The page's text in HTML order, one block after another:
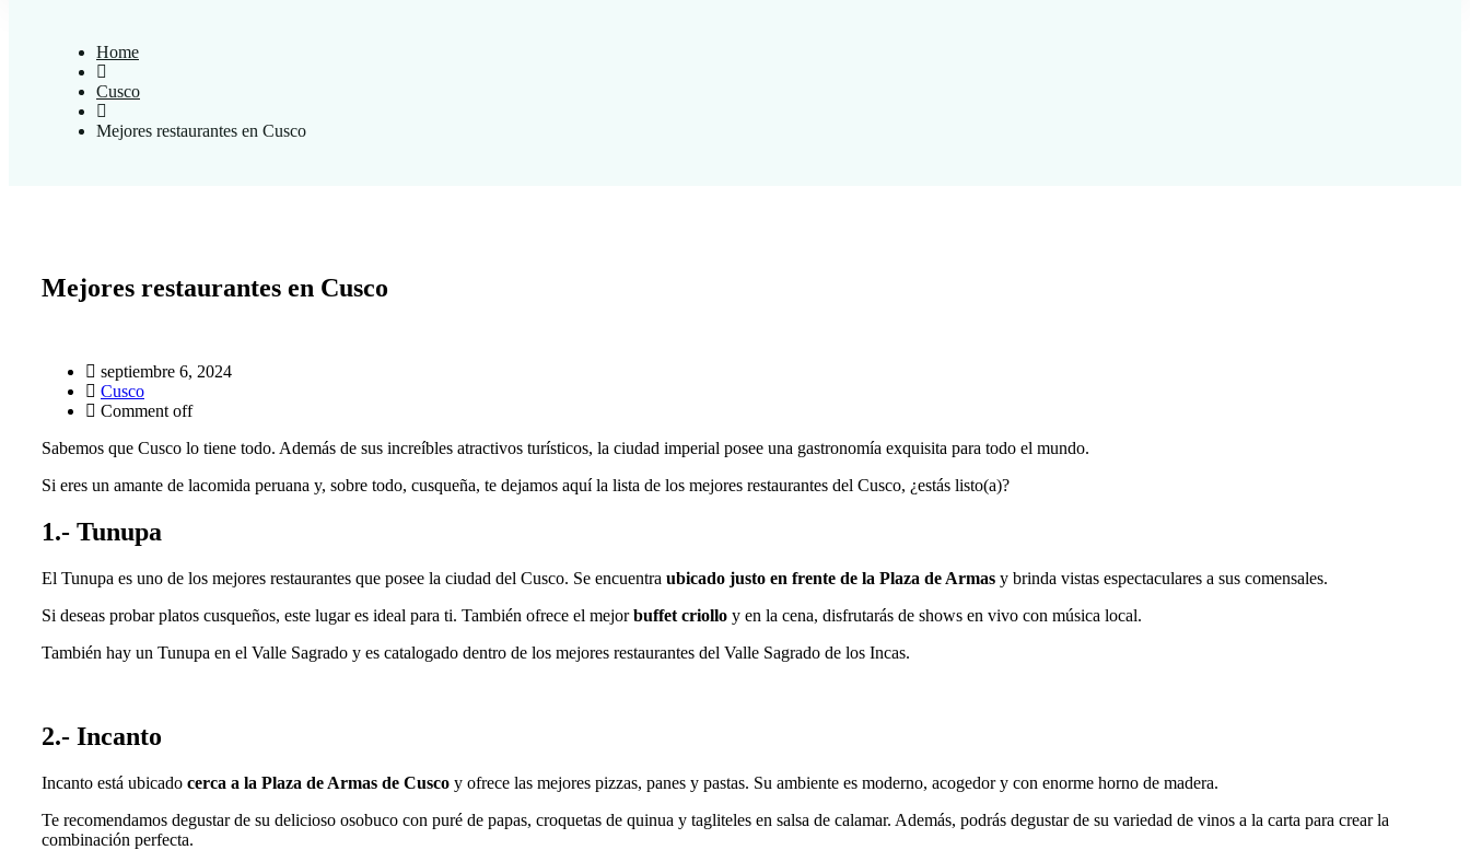
Home
Cusco
Mejores restaurantes en Cusco
Mejores restaurantes en Cusco
septiembre 6, 2024
Cusco
Comment off
Sabemos que Cusco lo tiene todo. Además de sus increíbles atractivos turísticos, la ciudad imperial posee una gastronomía exquisita para todo el mundo.
Si eres un amante de lacomida peruana y, sobre todo, cusqueña, te dejamos aquí la lista de los mejores restaurantes del Cusco, ¿estás listo(a)?
1.- Tunupa
El Tunupa es uno de los mejores restaurantes que posee la ciudad del Cusco. Se encuentra ubicado justo en frente de la Plaza de Armas y brinda vistas espectaculares a sus comensales.
Si deseas probar platos cusqueños, este lugar es ideal para ti. También ofrece el mejorbuffet criollo y en la cena, disfrutarás de shows en vivo con música local.
También hay un Tunupa en el Valle Sagrado y es catalogado dentro de los mejores restaurantes del Valle Sagrado de los Incas.
2.- Incanto
Incanto está ubicado cerca a la Plaza de Armas de Cusco y ofrece las mejores pizzas, panes y pastas. Su ambiente es moderno, acogedor y con enorme horno de madera.
Te recomendamos degustar de su delicioso osobuco con puré de papas, croquetas de quinua y tagliteles en salsa de calamar. Además, podrás degustar de su variedad de vinos a la carta para crear la
combinación perfecta.